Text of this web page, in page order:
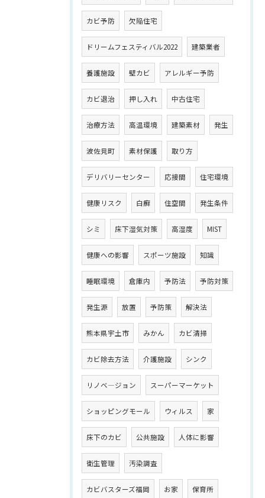
カビ予防 欠陥住宅
ドリームフェスティバル2022 建築業者
養護施設 壁カビ アレルギー予防
カビ退治 押し入れ 中古住宅
治療方法 高温環境 建築素材 発生
波佐見町 素材保護 取り方
デリバリーセンター 応接間 住宅環境
健康リスク 白癬 住空間 発生条件
シミ 床下湿気対策 高湿度 MIST
健康への影響 スポーツ施設 知識
睡眠環境 倉庫内 予防法 予防対策
発生源 放置 予防策 解決法
熊本県宇土市 みかん カビ清掃
カビ除去方法 介護施設 シンク
リノベ―ジョン スーパーマーケット
ショッピングモール ウィルス 家
床下のカビ 公共施設 人体に影響
衛生管理 汚染調査
カビバスターズ福岡 お家 保育所